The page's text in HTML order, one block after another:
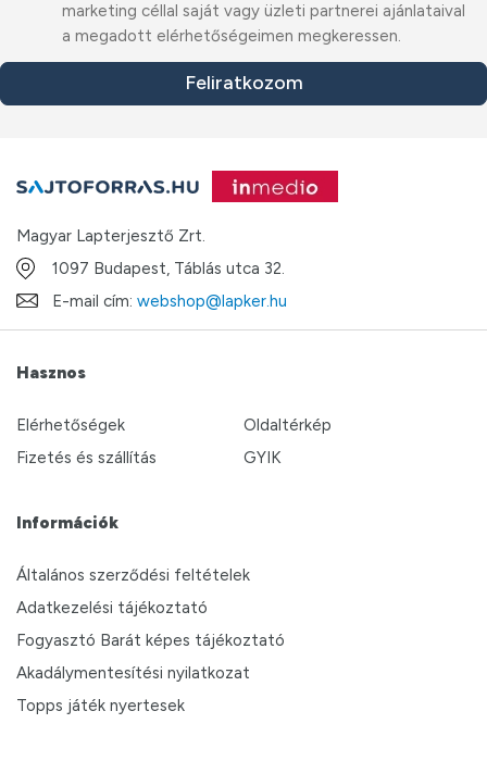
Feliratkozom
marketing céllal saját vagy üzleti partnerei ajánlataival
a megadott elérhetőségeimen megkeressen.
Magyar Lapterjesztő Zrt.
1097 Budapest, Táblás utca 32.
E-mail cím: webshop@lapker.hu
Hasznos
Elérhetőségek
Oldaltérkép
Fizetés és szállítás
GYIK
Információk
Általános szerződési feltételek
Adatkezelési tájékoztató
Fogyasztó Barát képes tájékoztató
Akadálymentesítési nyilatkozat
Topps játék nyertesek